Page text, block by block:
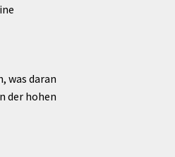
was daran
der hohen